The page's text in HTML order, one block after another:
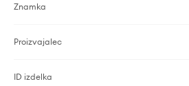
Znamka
Proizvajalec
ID izdelka